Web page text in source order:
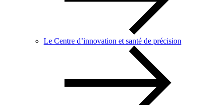
Le Centre d’innovation et santé de précision